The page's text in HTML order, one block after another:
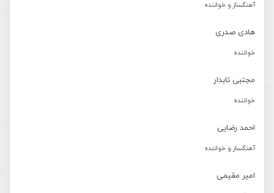
آهنگساز و خواننده
هادی صدری
خواننده
مجتبی تابدار
خواننده
احمد رضایی
آهنگساز و خواننده
امیر مقیمی